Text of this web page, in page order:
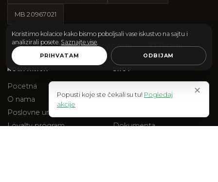
MB20967021
Instagram Facebook TTTikTok
KOMPANIJA
Pocetna
O nama
Poslovne uniforme
Loyalty program
Akcije
Dokumenta
Koristimo kolacice kako bismo poboljsali vase iskustvo na sajtu i
analizirali posete. Saznajte vise
PRIHVATAM ODBIJAM
✕
Popusti koje ste čekali su tu! Pogledaj
akcije